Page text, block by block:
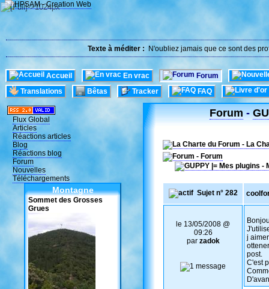
Texte à méditer : N'oubliez jamais que ce sont des
Accueil En vrac
Forum
Translations
Bêtas Tracker FAQ
Flux Global
Articles
Réactions articles
Blog
Réactions blog
Forum
Nouvelles
Téléchargements
Montagne
Sommet des Grosses
Grues
Forum-
- La
- Forum
Sujet n° 282
le 13/05/2008 @
09:26
par zadok
j
post.
C'est